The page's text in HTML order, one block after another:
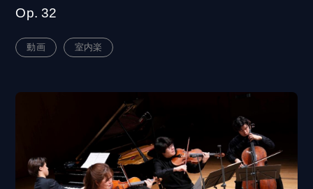
Op. 32
動画 室内楽